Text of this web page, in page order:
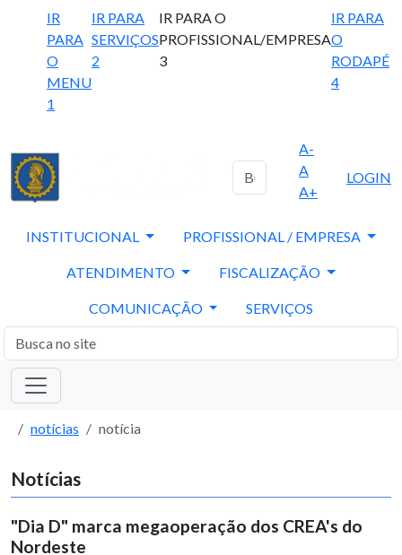
IR
PARA
O
MENU
1
IR PARA
SERVIÇOS
2
IR PARA O
PROFISSIONAL/EMPRESA
3
IR PARA
O
RODAPÉ
4
A-
A
A+
LOGIN
INSTITUCIONAL PROFISSIONAL / EMPRESA
ATENDIMENTO FISCALIZAÇÃO
COMUNICAÇÃO SERVIÇOS
notícias notícia
Notícias
"Dia D" marca megaoperação dos CREA's do
Nordeste